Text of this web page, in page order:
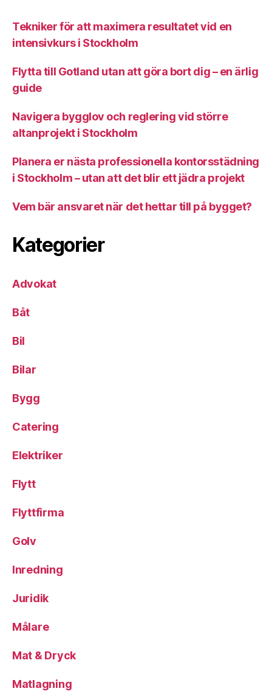
Tekniker för att maximera resultatet vid en
intensivkurs i Stockholm
Flytta till Gotland utan att göra bort dig – en ärlig
guide
Navigera bygglov och reglering vid större
altanprojekt i Stockholm
Planera er nästa professionella kontorsstädning
i Stockholm – utan att det blir ett jädra projekt
Vem bär ansvaret när det hettar till på bygget?
Kategorier
Advokat
Båt
Bil
Bilar
Bygg
Catering
Elektriker
Flytt
Flyttfirma
Golv
Inredning
Juridik
Målare
Mat & Dryck
Matlagning